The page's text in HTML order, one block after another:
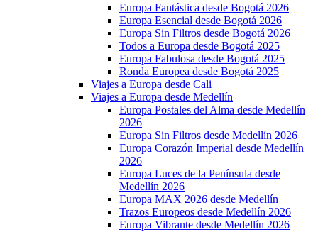
Europa Fantástica desde Bogotá 2026
Europa Esencial desde Bogotá 2026
Europa Sin Filtros desde Bogotá 2026
Todos a Europa desde Bogotá 2025
Europa Fabulosa desde Bogotá 2025
Ronda Europea desde Bogotá 2025
Viajes a Europa desde Cali
Viajes a Europa desde Medellín
Europa Postales del Alma desde Medellín
2026
Europa Sin Filtros desde Medellín 2026
Europa Corazón Imperial desde Medellín
2026
Europa Luces de la Península desde
Medellín 2026
Europa MAX 2026 desde Medellín
Trazos Europeos desde Medellín 2026
Europa Vibrante desde Medellín 2026